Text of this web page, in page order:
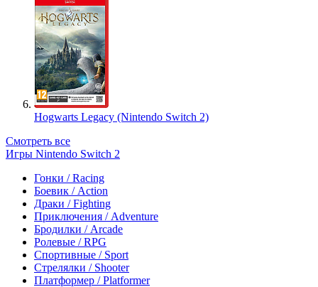
Hogwarts Legacy (Nintendo Switch 2)
Смотреть все
Игры Nintendo Switch 2
Гонки / Racing
Боевик / Action
Драки / Fighting
Приключения / Adventure
Бродилки / Arcade
Ролевые / RPG
Спортивные / Sport
Стрелялки / Shooter
Платформер / Platformer